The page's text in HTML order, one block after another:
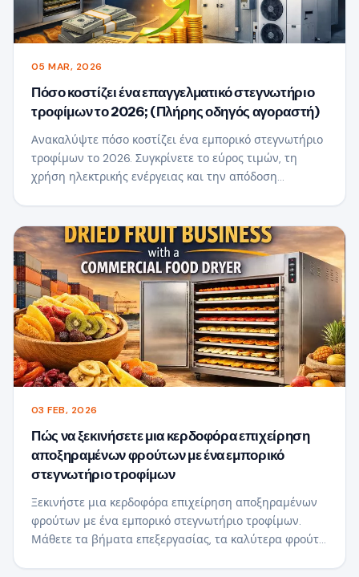
05 MAR, 2026
Πόσο κοστίζει ένα επαγγελματικό στεγνωτήριο
τροφίμων το 2026; (Πλήρης οδηγός αγοραστή)
Ανακαλύψτε πόσο κοστίζει ένα εμπορικό στεγνωτήριο
τροφίμων το 2026. Συγκρίνετε το εύρος τιμών, τη
χρήση ηλεκτρικής ενέργειας και την απόδοση
03 FEB, 2026
Πώς να ξεκινήσετε μια κερδοφόρα επιχείρηση
αποξηραμένων φρούτων με ένα εμπορικό
στεγνωτήριο τροφίμων
Ξεκινήστε μια κερδοφόρα επιχείρηση αποξηραμένων
φρούτων με ένα εμπορικό στεγνωτήριο τροφίμων.
Μάθετε τα βήματα επεξεργασίας, τα καλύτερα φρούτα